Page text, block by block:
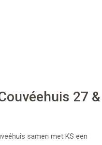
27 &
samen met KS een